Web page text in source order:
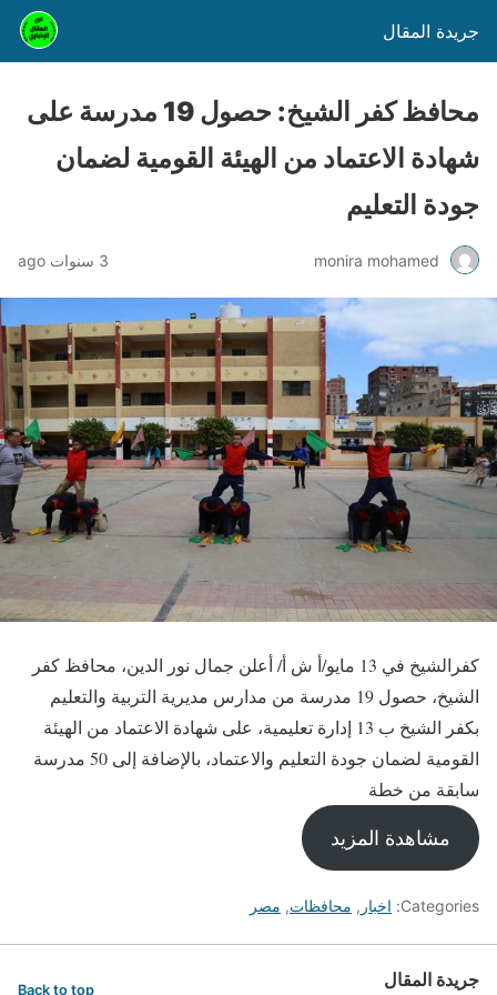
جريدة المقال
محافظ كفر الشيخ: حصول 19 مدرسة على
شهادة الاعتماد من الهيئة القومية لضمان
جودة التعليم
monira mohamed 3 سنوات ago
كفرالشيخ في 13 مايو/أ ش أ/ أعلن جمال نور الدين، محافظ كفر
الشيخ، حصول 19 مدرسة من مدارس مديرية التربية والتعليم
بكفر الشيخ ب 13 إدارة تعليمية، على شهادة الاعتماد من الهيئة
القومية لضمان جودة التعليم والاعتماد، بالإضافة إلى 50 مدرسة
سابقة من خطة
مشاهدة المزيد
Categories: اخبار , محافظات, مصر
جريدة المقال Back to top